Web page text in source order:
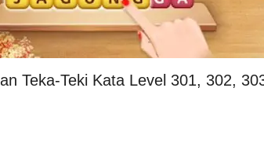
Teka-Teki Kata Level 301, 302,